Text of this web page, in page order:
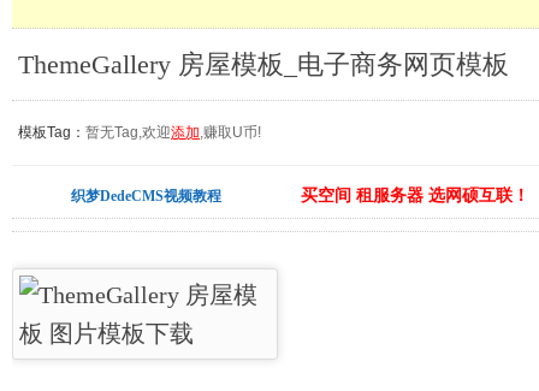
ThemeGallery 房屋模板_电子商务网页模板
模板Tag： 暂无Tag,欢迎添加,赚取U币!
织梦DedeCMS视频教程 买空间 租服务器 选网硕互联！